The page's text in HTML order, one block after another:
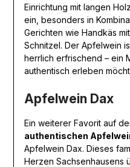
Einrichtung mit langen
ein, besonders in
Gerichten wie Handkäs
Schnitzel. Der Apfelwein
herrlich erfrischend – ein
authentisch erleben
Apfelwein Dax
Ein weiterer Favorit auf
authentischen
Apfelwein Dax. Dieses
Herzen Sachsenhausens